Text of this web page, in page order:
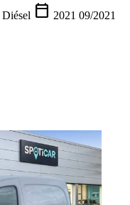
Diésel calendar_today 2021 09/2021